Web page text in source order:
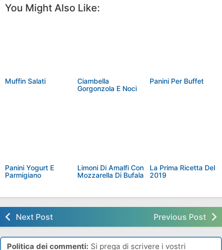
Facebook Twitter
Next Post Previous Post